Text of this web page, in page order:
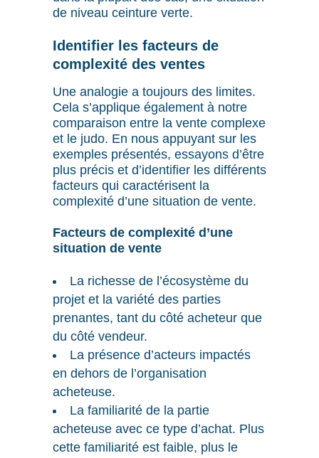
de niveau ceinture verte.
Identifier les facteurs de
complexité des ventes
Une analogie a toujours des limites.
Cela s’applique également à notre
comparaison entre la vente complexe
et le judo. En nous appuyant sur les
exemples présentés, essayons d’être
plus précis et d’identifier les différents
facteurs qui caractérisent la
complexité d’une situation de vente.
Facteurs de complexité d’une
situation de vente
La richesse de l’écosystème du
projet et la variété des parties
prenantes, tant du côté acheteur que
du côté vendeur.
La présence d’acteurs impactés
en dehors de l’organisation
acheteuse.
La familiarité de la partie
acheteuse avec ce type d’achat. Plus
cette familiarité est faible, plus le